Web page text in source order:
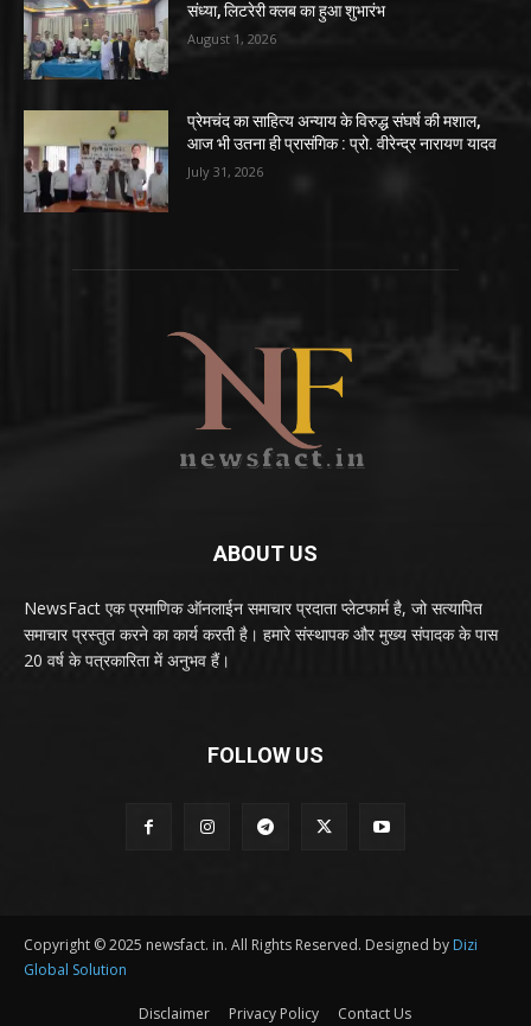
संध्या, लिटरेरी क्लब का हुआ शुभारंभ
August 1, 2026
प्रेमचंद का साहित्य अन्याय के विरुद्ध संघर्ष की मशाल,
आज भी उतना ही प्रासंगिक : प्रो. वीरेन्द्र नारायण यादव
July 31, 2026
ABOUT US
NewsFact एक प्रमाणिक ऑनलाईन समाचार प्रदाता प्लेटफार्म है, जो सत्यापित
समाचार प्रस्तुत करने का कार्य करती है। हमारे संस्थापक और मुख्य संपादक के पास
20 वर्ष के पत्रकारिता में अनुभव हैं।
FOLLOW US
Copyright © 2025 newsfact. in. All Rights Reserved. Designed by Dizi
Global Solution
Disclaimer Privacy Policy Contact Us